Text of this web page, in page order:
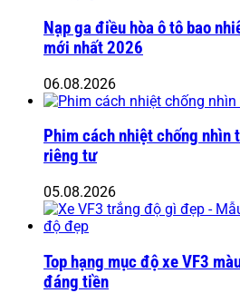
Nạp ga điều hòa ô tô bao
mới nhất 2026
06.08.2026
Phim cách nhiệt chống nhìn
riêng tư
05.08.2026
Top hạng mục độ xe VF3
đáng tiền